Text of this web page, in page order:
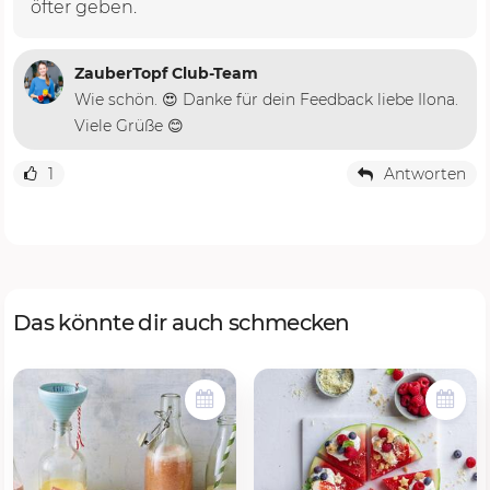
öfter geben.
ZauberTopf Club-Team
Wie schön. 😍 Danke für dein Feedback liebe Ilona.
Viele Grüße 😊
1 Antworten
Das könnte dir auch schmecken